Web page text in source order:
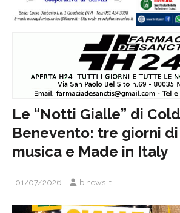
Le “Notti Gialle” di
Benevento: tre giorni
musica e Made in Italy
01/07/2026 binews.it